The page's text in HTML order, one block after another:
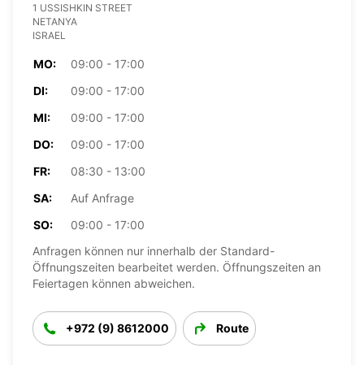
1 USSISHKIN STREET
NETANYA
ISRAEL
MO:
09:00 - 17:00
DI:
09:00 - 17:00
MI:
09:00 - 17:00
DO:
09:00 - 17:00
FR:
08:30 - 13:00
SA:
Auf Anfrage
SO:
09:00 - 17:00
Anfragen können nur innerhalb der Standard-
Öffnungszeiten bearbeitet werden. Öffnungszeiten an
Feiertagen können abweichen.
+972 (9) 8612000 Route